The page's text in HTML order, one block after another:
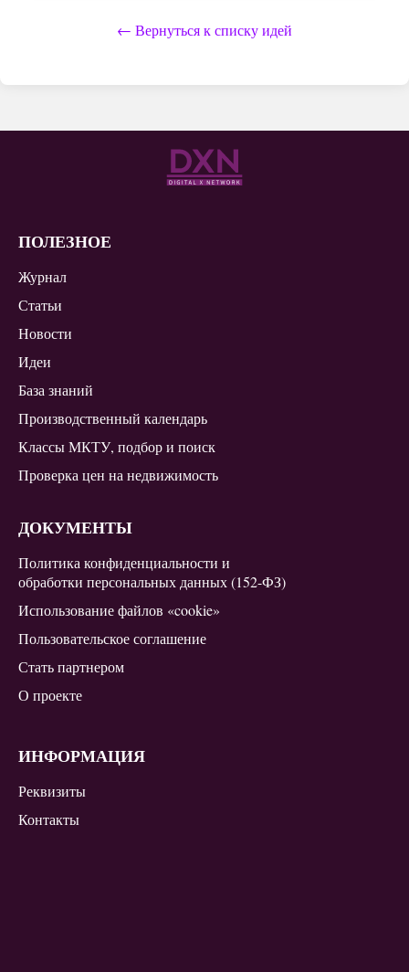
← Вернуться к списку идей
ПОЛЕЗНОЕ
Журнал
Статьи
Новости
Идеи
База знаний
Производственный календарь
Классы МКТУ, подбор и поиск
Проверка цен на недвижимость
ДОКУМЕНТЫ
Политика конфиденциальности и
обработки персональных данных (152-ФЗ)
Использование файлов «cookie»
Пользовательское соглашение
Стать партнером
О проекте
ИНФОРМАЦИЯ
Реквизиты
Контакты